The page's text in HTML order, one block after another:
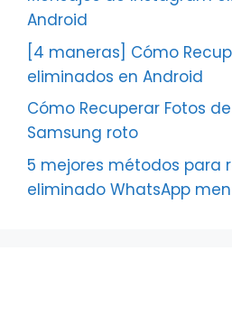
Android
[4 maneras] Cómo
eliminados en Android
Cómo Recuperar Fotos
Samsung roto
5 mejores métodos para
eliminado WhatsApp